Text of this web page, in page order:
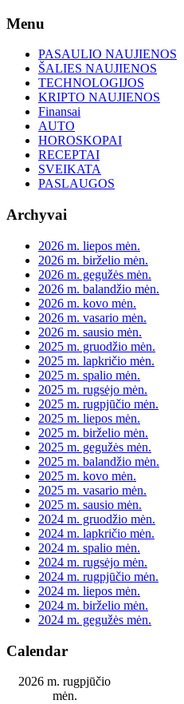
Skip
content
Menu
PASAULIO NAUJIENOS
ŠALIES NAUJIENOS
TECHNOLOGIJOS
KRIPTO NAUJIENOS
Finansai
AUTO
HOROSKOPAI
RECEPTAI
SVEIKATA
PASLAUGOS
Archyvai
2026 m. liepos mėn.
2026 m. birželio mėn.
2026 m. gegužės mėn.
2026 m. balandžio mėn.
2026 m. kovo mėn.
2026 m. vasario mėn.
2026 m. sausio mėn.
2025 m. gruodžio mėn.
2025 m. lapkričio mėn.
2025 m. spalio mėn.
2025 m. rugsėjo mėn.
2025 m. rugpjūčio mėn.
2025 m. liepos mėn.
2025 m. birželio mėn.
2025 m. gegužės mėn.
2025 m. balandžio mėn.
2025 m. kovo mėn.
2025 m. vasario mėn.
2025 m. sausio mėn.
2024 m. gruodžio mėn.
2024 m. lapkričio mėn.
2024 m. spalio mėn.
2024 m. rugsėjo mėn.
2024 m. rugpjūčio mėn.
2024 m. liepos mėn.
2024 m. birželio mėn.
2024 m. gegužės mėn.
Calendar
2026 m. rugpjūčio
mėn.